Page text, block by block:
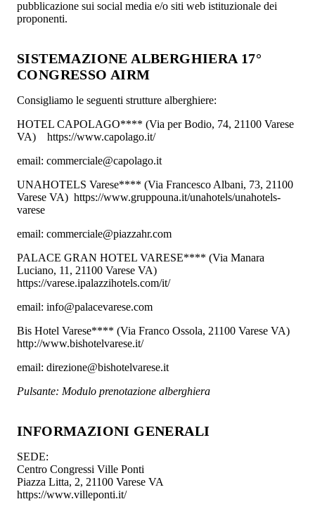
pubblicazione sui social media e/o siti web istituzionale dei
proponenti.
SISTEMAZIONE ALBERGHIERA 17°
CONGRESSO AIRM
Consigliamo le seguenti strutture alberghiere:
HOTEL CAPOLAGO**** (Via per Bodio, 74, 21100 Varese
VA) https://www.capolago.it/
email: commerciale@capolago.it
UNAHOTELS Varese**** (Via Francesco Albani, 73, 21100
Varese VA) https://www.gruppouna.it/unahotels/unahotels-
varese
email: commerciale@piazzahr.com
PALACE GRAN HOTEL VARESE**** (Via Manara
Luciano, 11, 21100 Varese VA)
https://varese.ipalazzihotels.com/it/
email: info@palacevarese.com
Bis Hotel Varese**** (Via Franco Ossola, 21100 Varese VA)
http://www.bishotelvarese.it/
email: direzione@bishotelvarese.it
Pulsante: Modulo prenotazione alberghiera
INFORMAZIONI GENERALI
SEDE:
Centro Congressi Ville Ponti
Piazza Litta, 2, 21100 Varese VA
https://www.villeponti.it/